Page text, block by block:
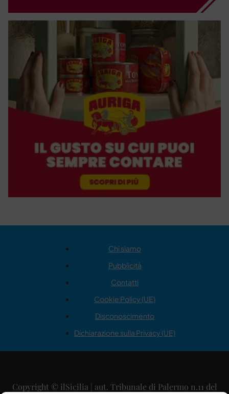
Chi siamo
Pubblicità
Contatti
Cookie Policy (UE)
Disconoscimento
Dichiarazione sulla Privacy (UE)
Copyright © ilSicilia | aut. Tribunale di Palermo n.11 del